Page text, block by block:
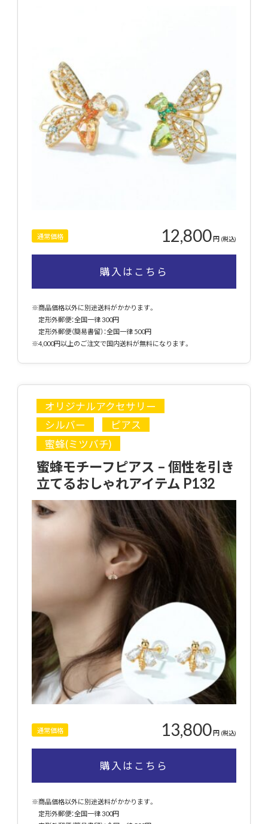
通常価格 12,800円 (税込)
購入はこちら
※商品価格以外に別途送料がかかります。
定形外郵便：全国一律 300円
定形外郵便（簡易書留）：全国一律 500円
※4,000円以上のご注文で国内送料が無料になります。
オリジナルアクセサリー
シルバー
ピアス
蜜蜂(ミツバチ)
蜜蜂モチーフピアス – 個性を引き
立てるおしゃれアイテム P132
通常価格 13,800円 (税込)
購入はこちら
※商品価格以外に別途送料がかかります。
定形外郵便：全国一律 300円